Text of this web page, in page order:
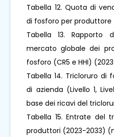
Tabella 12. Quota di
di fosforo per produttore
Tabella 13. Rapporto
mercato globale dei
fosforo (CR5 e HHI)
Tabella 14. Tricloruro di
di azienda (Livello 1,
base dei ricavi del
Tabella 15. Entrate del
produttori (2023-2033)